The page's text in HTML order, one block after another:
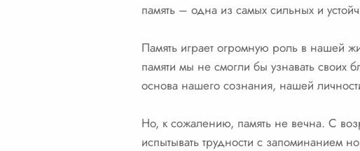
память – одна из самых сильных и
Память играет огромную роль в нашей
памяти мы не смогли бы узнавать своих
основа нашего сознания, нашей
Но, к сожалению, память не вечна. С
испытывать трудности с запоминанием